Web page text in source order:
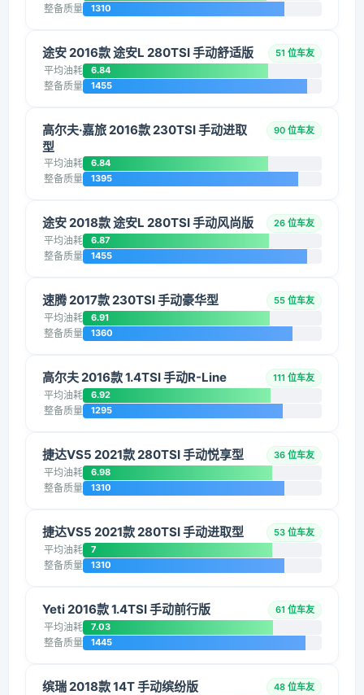
整备质量 1310
途安 2016款 途安L 280TSI 手动舒适版 51 位车友
平均油耗 6.84
整备质量 1455
高尔夫·嘉旅 2016款 230TSI 手动进取
型
90 位车友
平均油耗 6.84
整备质量 1395
途安 2018款 途安L 280TSI 手动风尚版 26 位车友
平均油耗 6.87
整备质量 1455
速腾 2017款 230TSI 手动豪华型 55 位车友
平均油耗 6.91
整备质量 1360
高尔夫 2016款 1.4TSI 手动R-Line 111 位车友
平均油耗 6.92
整备质量 1295
捷达VS5 2021款 280TSI 手动悦享型 36 位车友
平均油耗 6.98
整备质量 1310
捷达VS5 2021款 280TSI 手动进取型 53 位车友
平均油耗 7
整备质量 1310
Yeti 2016款 1.4TSI 手动前行版 61 位车友
平均油耗 7.03
整备质量 1445
缤瑞 2018款 14T 手动缤纷版 48 位车友